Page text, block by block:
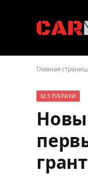
Главная
БЕЗ РУБРИКИ